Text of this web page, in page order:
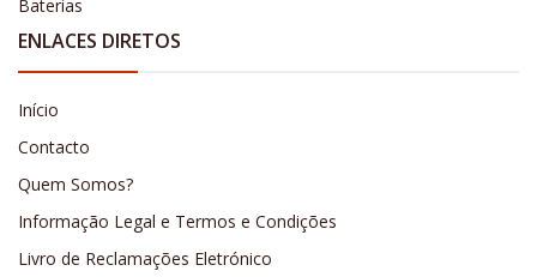
Baterias
ENLACES DIRETOS
Início
Contacto
Quem Somos?
Informação Legal e Termos e Condições
Livro de Reclamações Eletrónico